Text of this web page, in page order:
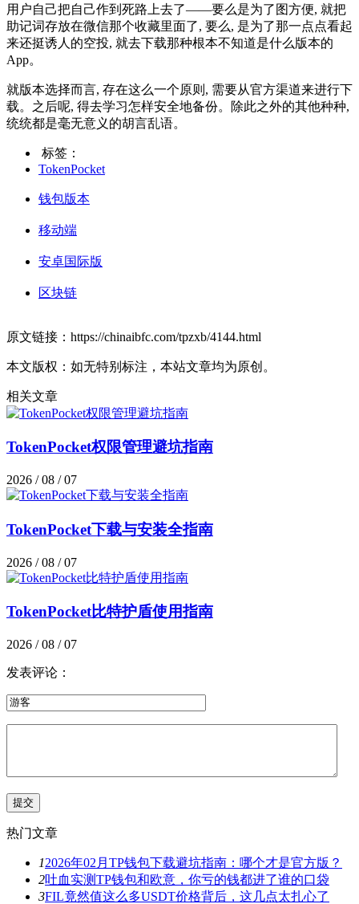
用户自己把自己作到死路上去了——要么是为了图方便, 就把
助记词存放在微信那个收藏里面了, 要么, 是为了那一点点看起
来还挺诱人的空投, 就去下载那种根本不知道是什么版本的
App。
就版本选择而言, 存在这么一个原则, 需要从官方渠道来进行下
载。之后呢, 得去学习怎样安全地备份。除此之外的其他种种,
统统都是毫无意义的胡言乱语。
标签：
TokenPocket
钱包版本
移动端
安卓国际版
区块链
原文链接：https://chinaibfc.com/tpzxb/4144.html
本文版权：如无特别标注，本站文章均为原创。
相关文章
TokenPocket权限管理避坑指南
2026 / 08 / 07
TokenPocket下载与安装全指南
2026 / 08 / 07
TokenPocket比特护盾使用指南
2026 / 08 / 07
发表评论：
热门文章
12026年02月TP钱包下载避坑指南：哪个才是官方版？
2吐血实测TP钱包和欧意，你亏的钱都进了谁的口袋
3FIL竟然值这么多USDT价格背后，这几点太扎心了